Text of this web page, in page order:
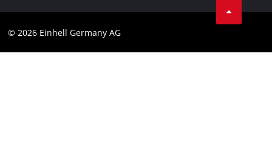
Cumplimiento
Tiktok
© 2026 Einhell Germany AG